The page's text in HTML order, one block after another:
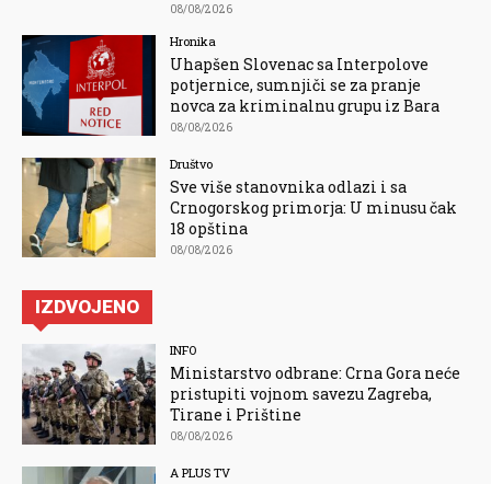
08/08/2026
Hronika
Uhapšen Slovenac sa Interpolove
potjernice, sumnjiči se za pranje
novca za kriminalnu grupu iz Bara
08/08/2026
Društvo
Sve više stanovnika odlazi i sa
Crnogorskog primorja: U minusu čak
18 opština
08/08/2026
IZDVOJENO
INFO
Ministarstvo odbrane: Crna Gora neće
pristupiti vojnom savezu Zagreba,
Tirane i Prištine
08/08/2026
A PLUS TV